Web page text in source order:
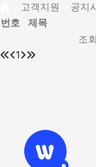
고객지원
공지
번호
제목
조
1